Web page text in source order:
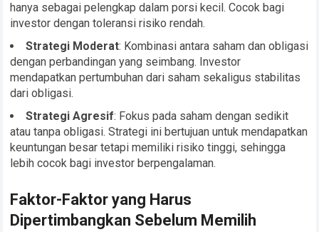
hanya sebagai pelengkap dalam porsi kecil. Cocok bagi
investor dengan toleransi risiko rendah.
Strategi Moderat: Kombinasi antara saham dan obligasi
dengan perbandingan yang seimbang. Investor
mendapatkan pertumbuhan dari saham sekaligus stabilitas
dari obligasi.
Strategi Agresif: Fokus pada saham dengan sedikit
atau tanpa obligasi. Strategi ini bertujuan untuk mendapatkan
keuntungan besar tetapi memiliki risiko tinggi, sehingga
lebih cocok bagi investor berpengalaman.
Faktor-Faktor yang Harus
Dipertimbangkan Sebelum Memilih